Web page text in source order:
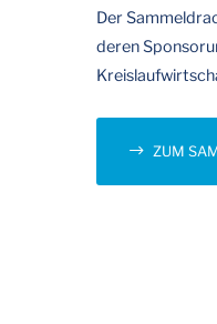
Der
deren
ZUM